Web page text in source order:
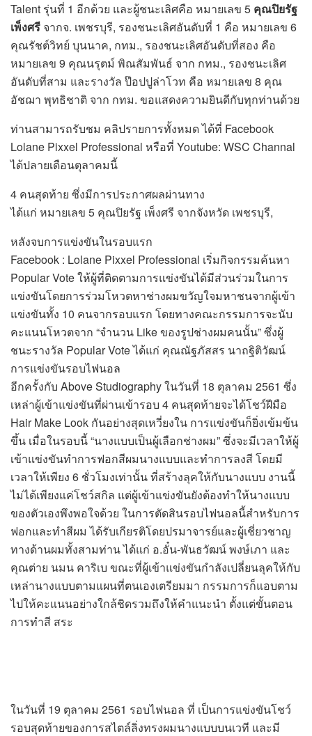
Talent รุ่นที่ 1 อีกด้วย และผู้ชนะเลิศคือ หมายเลข 5 คุณปิยรัฐ
เพ็งศรี จากจ. เพชรบุรี, รองชนะเลิศอันดับที่ 1 คือ หมายเลข 6
คุณรัชต์วิทย์ บุนนาค, กทม., รองชนะเลิศอันดับที่สอง คือ
หมายเลข 9 คุณนรุตม์ พิณสัมพันธ์ จาก กทม., รองชนะเลิศ
อันดับที่สาม และรางวัล ป๊อปปูล่าโวท คือ หมายเลข 8 คุณ
อัชฌา พุทธิชาติ จาก กทม. ขอแสดงความยินดีกับทุกท่านด้วย
ท่านสามารถรับชม คลิปรายการทั้งหมด ได้ที่ Facebook
Lolane Pixxel Professional หรือที่ Youtube: WSC Channal
ได้ปลายเดือนตุลาคมนี้
4 คนสุดท้าย ซึ่งมีการประกาศผลผ่านทาง
ได้แก่ หมายเลข 5 คุณปิยรัฐ เพ็งศรี จากจังหวัด เพชรบุรี,
หลังจบการแข่งขันในรอบแรก
Facebook : Lolane Pixxel Professional เริ่มกิจกรรมค้นหา
Popular Vote ให้ผู้ที่ติดตามการแข่งขันได้มีส่วนร่วมในการ
แข่งขันโดยการร่วมโหวตหาช่างผมขวัญใจมหาชนจากผู้เข้า
แข่งขันทั้ง 10 คนจากรอบแรก โดยทางคณะกรรมการจะนับ
คะแนนโหวตจาก “จำนวน Like ของรูปช่างผมคนนั้น” ซึ่งผู้
ชนะรางวัล Popular Vote ได้แก่ คุณณัฐภัสสร นาถฐิติวัฒน์
การแข่งขันรอบไฟนอล
อีกครั้งกับ Above Studiography ในวันที่ 18 ตุลาคม 2561 ซึ่ง
เหล่าผู้เข้าแข่งขันที่ผ่านเข้ารอบ 4 คนสุดท้ายจะได้โชว์ฝีมือ
Hair Make Look กันอย่างสุดเหวี่ยงใน การแข่งขันก็ยิ่งเข้มข้น
ขึ้น เมื่อในรอบนี้ “นางแบบเป็นผู้เลือกช่างผม” ซึ่งจะมีเวลาให้ผู้
เข้าแข่งขันทำการฟอกสีผมนางแบบและทำการลงสี โดยมี
เวลาให้เพียง 6 ชั่วโมงเท่านั้น ที่สร้างลุคให้กับนางแบบ งานนี้
ไม่ได้เพียงแค่โชว์สกิล แต่ผู้เข้าแข่งขันยังต้องทำให้นางแบบ
ของตัวเองพึงพอใจด้วย ในการตัดสินรอบไฟนอลนี้สำหรับการ
ฟอกและทำสีผม ได้รับเกียรติโดยปรมาจารย์และผู้เชี่ยวชาญ
ทางด้านผมทั้งสามท่าน ได้แก่ อ.อั๋น-พันธวัฒน์ พงษ์เภา และ
คุณต่าย นมน คาริเบ ขณะที่ผู้เข้าแข่งขันกำลังเปลี่ยนลุคให้กับ
เหล่านางแบบตามแผนที่ตนเองเตรียมมา กรรมการก็แอบตาม
ไปให้คะแนนอย่างใกล้ชิดรวมถึงให้คำแนะนำ ตั้งแต่ขั้นตอน
การทำสี สระ
ในวันที่ 19 ตุลาคม 2561 รอบไฟนอล ที่ เป็นการแข่งขันโชว์
รอบสุดท้ายของการสไตล์ลิ่งทรงผมนางแบบบนเวที และมี